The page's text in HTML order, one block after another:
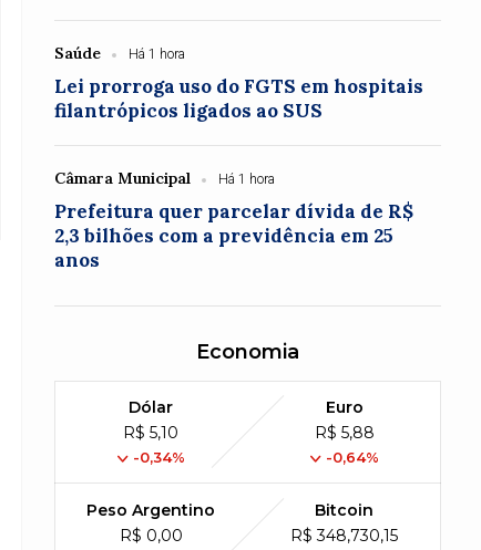
Saúde Há 1 hora
Lei prorroga uso do FGTS em hospitais
filantrópicos ligados ao SUS
Câmara Municipal Há 1 hora
Prefeitura quer parcelar dívida de R$
2,3 bilhões com a previdência em 25
anos
Economia
Dólar
R$ 5,10
-0,34%
Euro
R$ 5,88
-0,64%
Peso Argentino
R$ 0,00
Bitcoin
R$ 348,730,15